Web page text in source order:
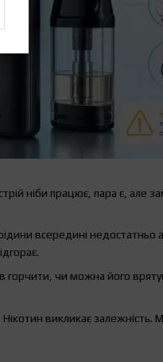
ніби працює, пара є, але
всередині недостатньо
горчити, чи можна його
Нікотин викликає